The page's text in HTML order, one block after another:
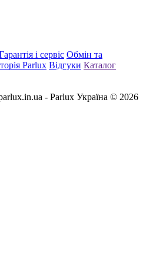
і сервіс Обмін та
Parlux Відгуки Каталог
- Parlux Україна © 2026